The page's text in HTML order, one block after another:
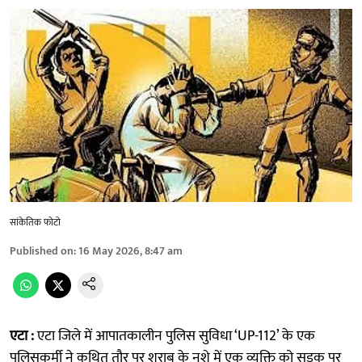
सांकेतिक फोटो
Published on:16 May 2026, 8:47 am
एटा :एटा जिले में आपातकालीन पुलिस सुविधा ‘UP-112’ के एक